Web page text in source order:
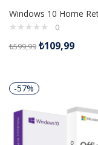
0
₺599,99 ₺109,99
-57%